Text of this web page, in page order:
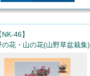
46】
の花・山の花(山野草盆栽集)